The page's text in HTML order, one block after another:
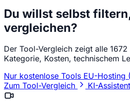
Du willst selbst
vergleichen?
Der Tool-Vergleich zeigt alle
Kategorie, Kosten, technischem
Nur kostenlose Tools EU-Hosting
Zum Tool-Vergleich
KI-